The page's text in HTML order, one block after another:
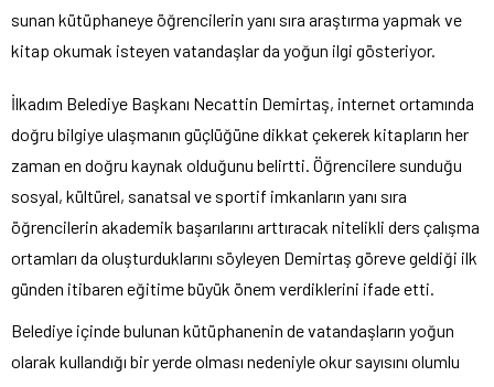
sunan kütüphaneye öğrencilerin yanı sıra araştırma yapmak ve
kitap okumak isteyen vatandaşlar da yoğun ilgi gösteriyor.
İlkadım Belediye Başkanı Necattin Demirtaş, internet ortamında
doğru bilgiye ulaşmanın güçlüğüne dikkat çekerek kitapların her
zaman en doğru kaynak olduğunu belirtti. Öğrencilere sunduğu
sosyal, kültürel, sanatsal ve sportif imkanların yanı sıra
öğrencilerin akademik başarılarını arttıracak nitelikli ders çalışma
ortamları da oluşturduklarını söyleyen Demirtaş göreve geldiği ilk
günden itibaren eğitime büyük önem verdiklerini ifade etti.
Belediye içinde bulunan kütüphanenin de vatandaşların yoğun
olarak kullandığı bir yerde olması nedeniyle okur sayısını olumlu